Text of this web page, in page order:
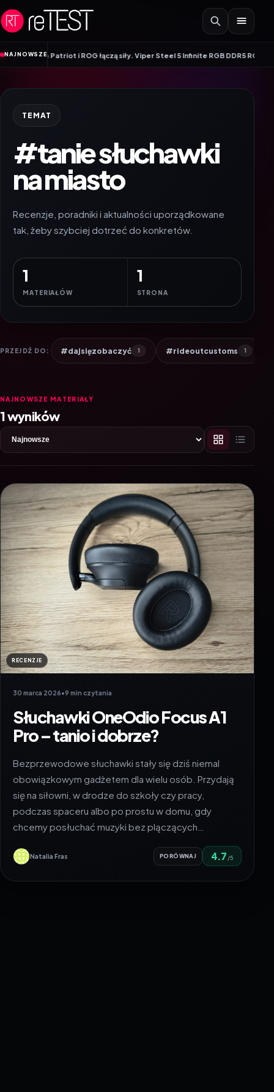
Przejdź do treści
NAJNOWSZE
•Patriot i ROG łączą siły. Viper Steel 5 Infinite RGB DDR5 ROG
TEMAT
#tanie słuchawki
na miasto
Recenzje, poradniki i aktualności uporządkowane
tak, żeby szybciej dotrzeć do konkretów.
1
MATERIAŁÓW
1
STRONA
PRZEJDŹ DO: #dajsięzobaczyć 1 #rideoutcustoms 1
NAJNOWSZE MATERIAŁY
1 wyników
RECENZJE
30 marca 2026•9 min czytania
Słuchawki OneOdio Focus A1
Pro – tanio i dobrze?
Bezprzewodowe słuchawki stały się dziś niemal
obowiązkowym gadżetem dla wielu osób. Przydają
się na siłowni, w drodze do szkoły czy pracy,
podczas spaceru albo po prostu w domu, gdy
chcemy posłuchać muzyki bez plączących…
Natalia Fras PORÓWNAJ 4.7 /5